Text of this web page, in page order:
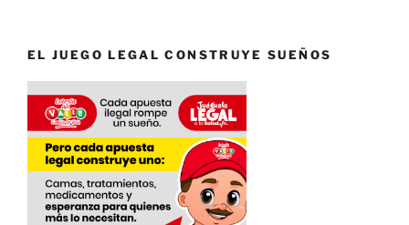
EL JUEGO LEGAL CONSTRUYE SUEÑOS